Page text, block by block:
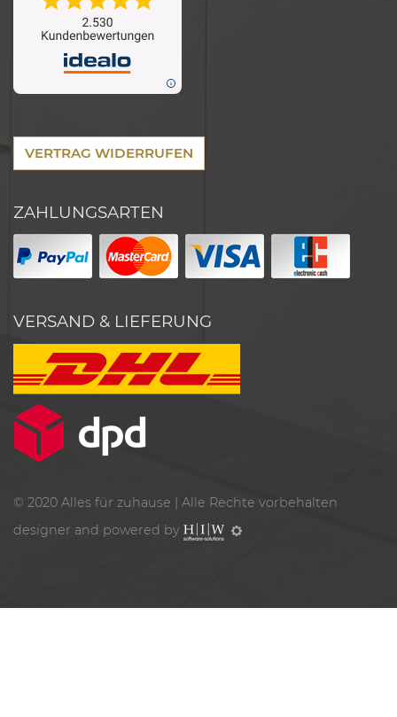
VERTRAG WIDERRUFEN
ZAHLUNGSARTEN
VERSAND & LIEFERUNG
© 2020 Alles für zuhause | Alle Rechte vorbehalten
designer and powered by